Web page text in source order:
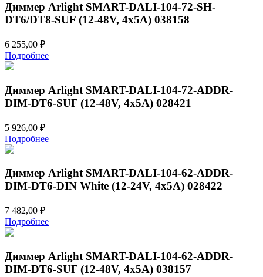
Диммер Arlight SMART-DALI-104-72-SH-
DT6/DT8-SUF (12-48V, 4x5A) 038158
6 255,00 ₽
Подробнее
Диммер Arlight SMART-DALI-104-72-ADDR-
DIM-DT6-SUF (12-48V, 4x5A) 028421
5 926,00 ₽
Подробнее
Диммер Arlight SMART-DALI-104-62-ADDR-
DIM-DT6-DIN White (12-24V, 4x5A) 028422
7 482,00 ₽
Подробнее
Диммер Arlight SMART-DALI-104-62-ADDR-
DIM-DT6-SUF (12-48V, 4x5A) 038157